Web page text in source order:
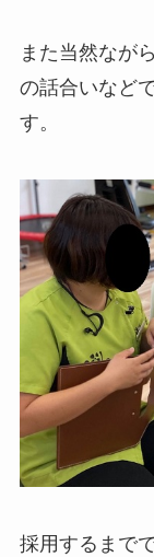
また当然なが
の話合いなど
す。
採用するまで